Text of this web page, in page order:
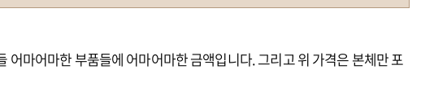
어마어마한 부품들에 어마어마한 금액입니다. 그리고 위 가격은 본체만 포